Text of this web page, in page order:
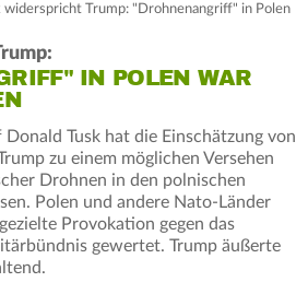
widerspricht Trump: "Drohnenangriff" in Polen
IN POLEN WAR
Donald Tusk hat die Einschätzung von
zu einem möglichen Versehen
Drohnen in den polnischen
Polen und andere Nato-Länder
Provokation gegen das
gewertet. Trump äußerte